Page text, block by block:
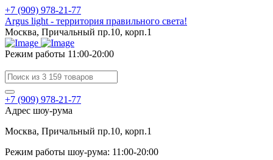
+7 (909) 978-21-77
Argus light - территория правильного света!
Москва, Причальный пр.10, корп.1
Режим работы 11:00-20:00
+7 (909) 978-21-77
Адрес шоу-рума
Москва, Причальный пр.10, корп.1
Режим работы шоу-рума: 11:00-20:00